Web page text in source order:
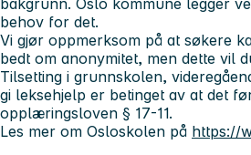
behov for det.
Vi gjør oppmerksom på at søkere
bedt om anonymitet, men dette vil
Tilsetting i grunnskolen,
gi leksehjelp er betinget av at det
opplæringsloven § 17-11.
Les mer om Osloskolen på https://